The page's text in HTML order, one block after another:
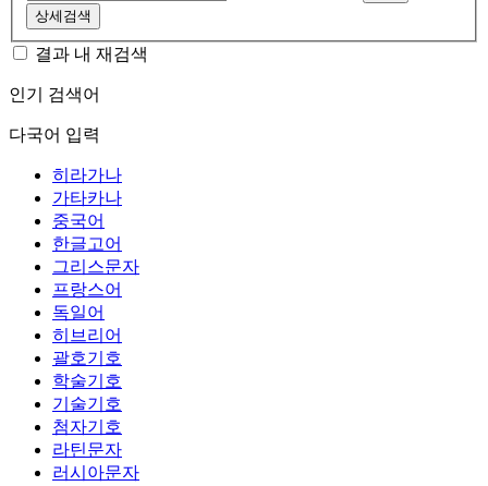
상세검색
결과 내 재검색
인기 검색어
다국어 입력
히라가나
가타카나
중국어
한글고어
그리스문자
프랑스어
독일어
히브리어
괄호기호
학술기호
기술기호
첨자기호
라틴문자
러시아문자